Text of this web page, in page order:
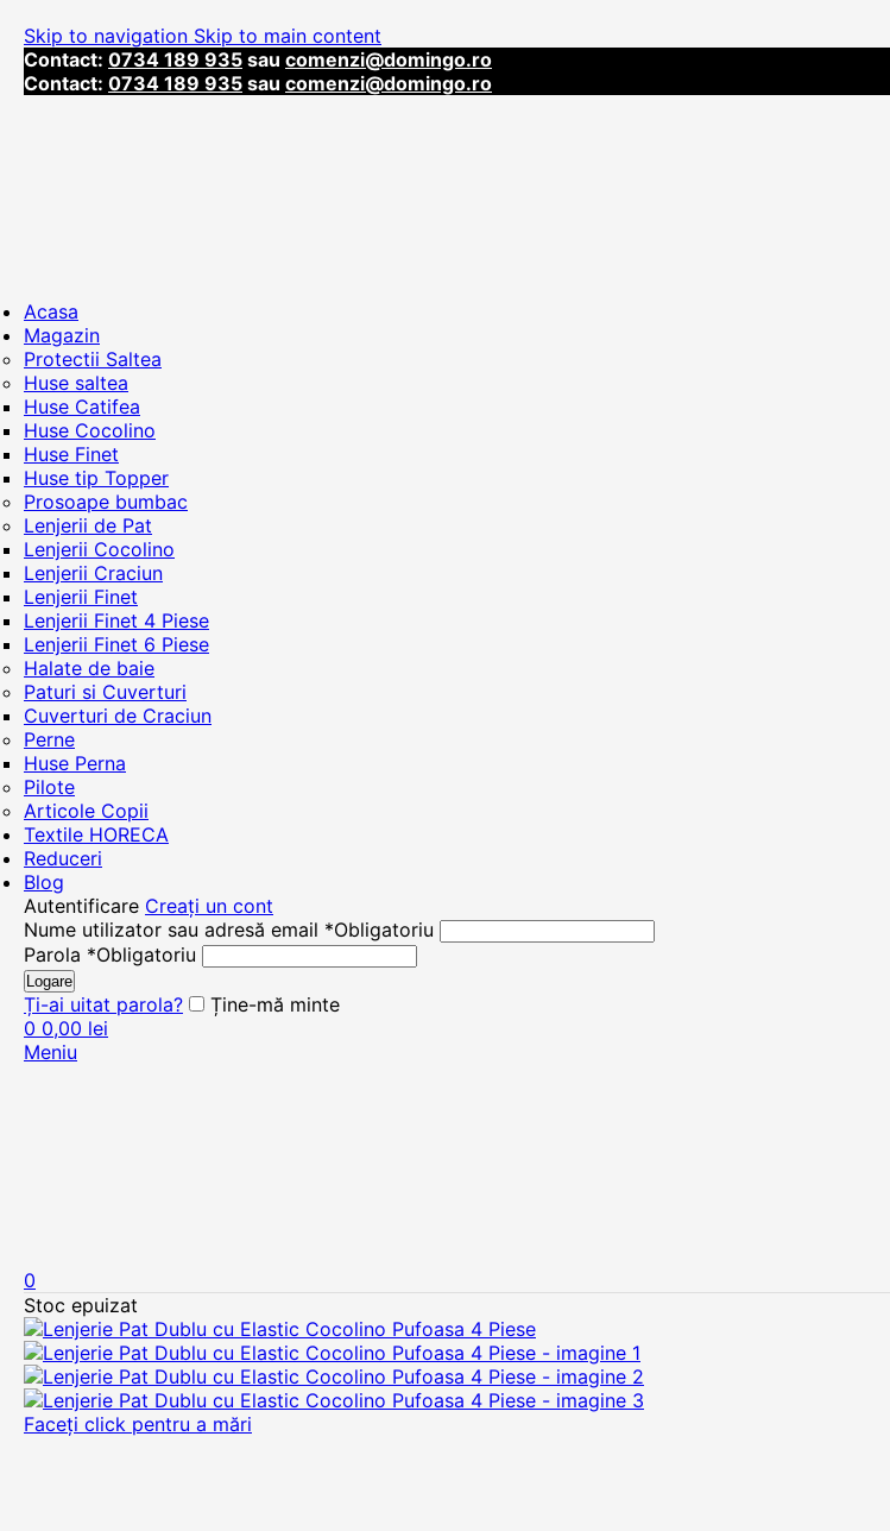
Skip to navigation Skip to main content
Contact: 0734 189 935 sau comenzi@domingo.ro
Contact: 0734 189 935 sau comenzi@domingo.ro
Acasa
Magazin
Protectii Saltea
Huse saltea
Huse Catifea
Huse Cocolino
Huse Finet
Huse tip Topper
Prosoape bumbac
Lenjerii de Pat
Lenjerii Cocolino
Lenjerii Craciun
Lenjerii Finet
Lenjerii Finet 4 Piese
Lenjerii Finet 6 Piese
Halate de baie
Paturi si Cuverturi
Cuverturi de Craciun
Perne
Huse Perna
Pilote
Articole Copii
Textile HORECA
Reduceri
Blog
Autentificare Creați un cont
Nume utilizator sau adresă email *Obligatoriu
Parola *Obligatoriu
Logare
Ți-ai uitat parola?
Ține-mă minte
0 0,00 lei
Meniu
0
Stoc epuizat
Faceți click pentru a mări